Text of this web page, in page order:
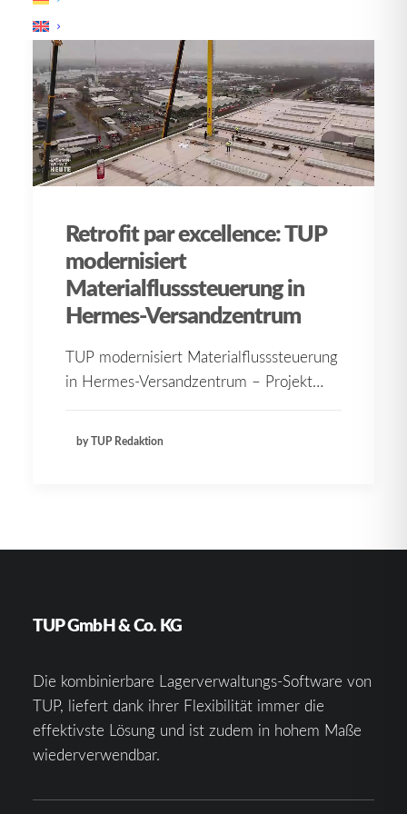
Retrofit par excellence: TUP
modernisiert
Materialflusssteuerung in
Hermes-Versandzentrum
TUP modernisiert Materialflusssteuerung
in Hermes-Versandzentrum – Projekt…
by TUP Redaktion
TUP GmbH & Co. KG
Die kombinierbare Lagerverwaltungs-Software von
TUP, liefert dank ihrer Flexibilität immer die
effektivste Lösung und ist zudem in hohem Maße
wiederverwendbar.